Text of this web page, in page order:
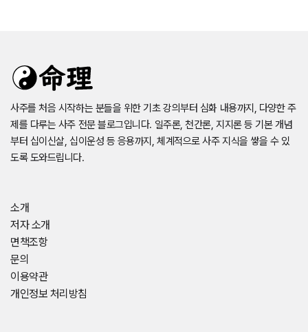
사주를 처음 시작하는 분들을 위한 기초 강의부터 심화 내용까지, 다양한 주
제를 다루는 사주 전문 블로그입니다. 일주론, 천간론, 지지론 등 기본 개념
부터 십이신살, 십이운성 등 응용까지, 체계적으로 사주 지식을 쌓을 수 있
도록 도와드립니다.
소개
저자 소개
면책조항
문의
이용약관
개인정보 처리방침